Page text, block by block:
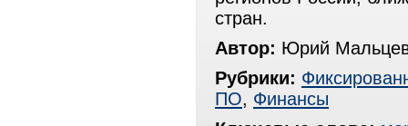
стран.
Автор: Юрий
Рубрики:
ПО, Финансы